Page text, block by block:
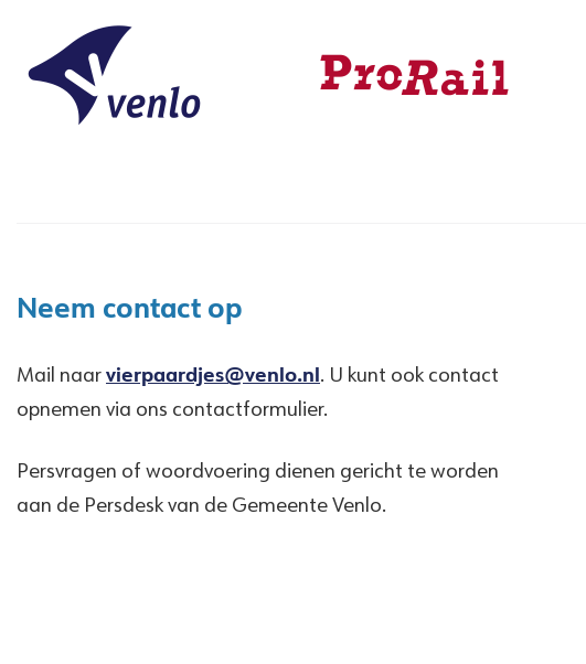
Neem contact op
Mail naarvierpaardjes@venlo.nl. U kunt ook contact
opnemen via ons contactformulier.
Persvragen of woordvoering dienen gericht te worden
aan de Persdesk van de Gemeente Venlo.